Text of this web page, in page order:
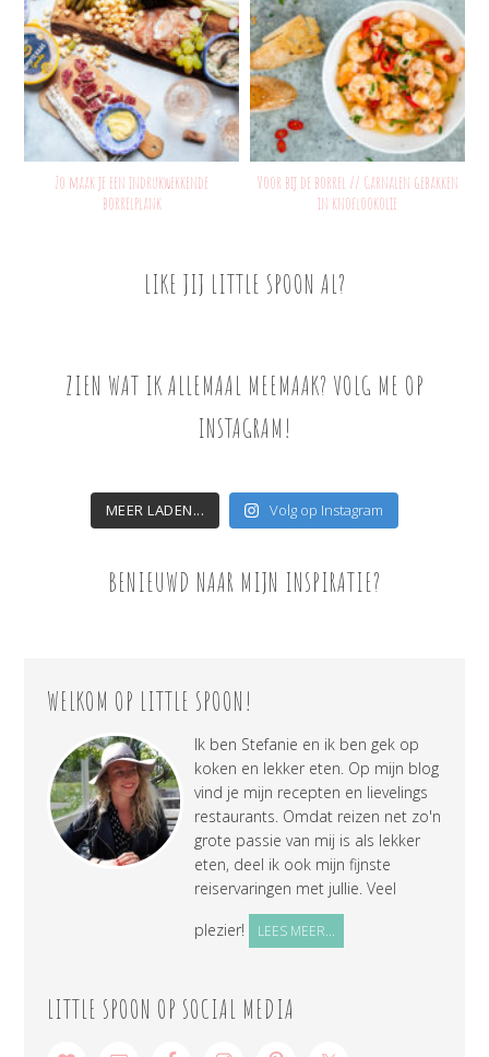
Zo maak je een indrukwekkende
borrelplank
Voor bij de borrel // Garnalen gebakken
in knoflookolie
LIKE JIJ LITTLE SPOON AL?
ZIEN WAT IK ALLEMAAL MEEMAAK? VOLG ME OP
INSTAGRAM!
MEER LADEN... Volg op Instagram
BENIEUWD NAAR MIJN INSPIRATIE?
WELKOM OP LITTLE SPOON!
Ik ben Stefanie en ik ben gek op
koken en lekker eten. Op mijn blog
vind je mijn recepten en lievelings
restaurants. Omdat reizen net zo'n
grote passie van mij is als lekker
eten, deel ik ook mijn fijnste
reiservaringen met jullie. Veel
plezier!
LEES MEER...
LITTLE SPOON OP SOCIAL MEDIA